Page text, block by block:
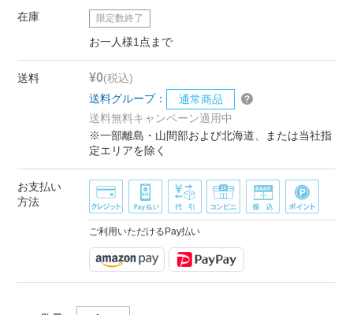
在庫 限定数終了
お一人様1点まで
送料 ¥0(税込)
送料グループ：
通常商品
送料無料キャンペーン適用中
※一部離島・山間部および北海道、または当社指
定エリアを除く
お支払い
方法
ご利用いただけるPay払い